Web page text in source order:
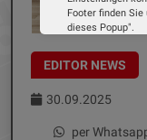
EDITOR NEWS
30.09.2025
per
Footer finden
dieses Popup".
Erfahrung auf
darüber, wie wir